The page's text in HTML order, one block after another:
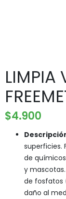
LIMPIA
$4.900
superficies.
de
y
de fosfatos
daño al